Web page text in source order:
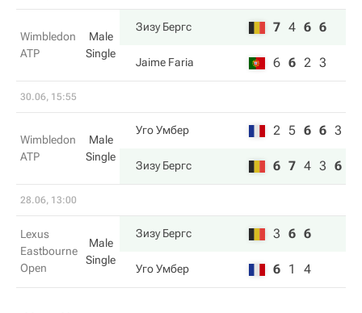
Wimbledon
ATP
Male
Single
Зизу Бергс 7 4 6 6
Jaime Faria 6 6 2 3
30.06, 15:55
Wimbledon
ATP
Male
Single
Уго Умбер 2 5 6 6 3
Зизу Бергс 6 7 4 3 6
28.06, 13:00
Lexus
Eastbourne
Open
Male
Single
Зизу Бергс 3 6 6
Уго Умбер 6 1 4